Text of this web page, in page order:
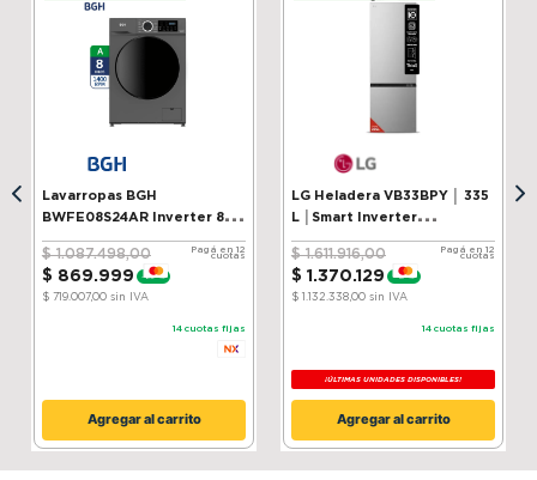
Lavarropas BGH
BWFE08S24AR Inverter 8 kg
Silver
$ 1.087.498,00
$ 869.999 - 20 %
$ 719.007,00sin IVA
Pagá en 12
cuotas
14 cuotas fijas
Agregar al carrito
LG Heladera VB33BPY │ 335
L │Smart Inverter
Compressor│ ThinQ
$ 1.611.916,00
$ 1 .370.129 15 %
$ 1.132.338,00sin IVA
Pagá en 12
cuotas
14 cuotas fijas
¡ÚLTIMAS UNIDADES DISPONIBLES!
Agregar al carrito